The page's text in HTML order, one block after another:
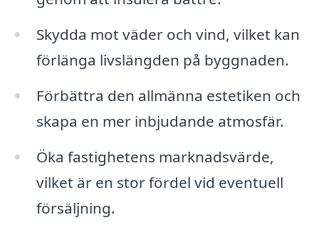
Skydda mot väder och vind, vilket kan
förlänga livslängden på byggnaden.
Förbättra den allmänna estetiken och
skapa en mer inbjudande atmosfär.
Öka fastighetens marknadsvärde,
vilket är en stor fördel vid eventuell
försäljning.